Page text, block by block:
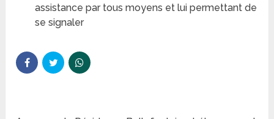
assistance par tous moyens et lui permettant de
se signaler